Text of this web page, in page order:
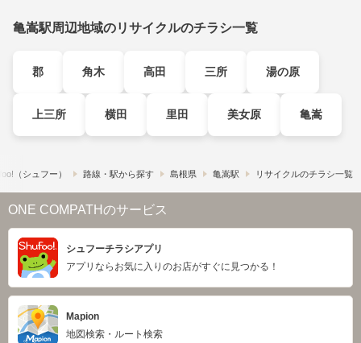
亀嵩駅周辺地域のリサイクルのチラシ一覧
郡 角木 高田 三所 湯の原
上三所 横田 里田 美女原 亀嵩
（シュフー） 路線・駅から探す 島根県 亀嵩駅 リサイクルのチラシ一覧
ONE COMPATHのサービス
シュフーチラシアプリ
アプリならお気に入りのお店がすぐに見つかる！
Mapion
地図検索・ルート検索